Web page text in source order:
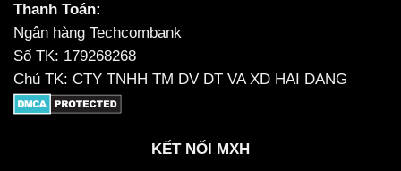
Thanh Toán:
Ngân hàng Techcombank
Số TK: 179268268
Chủ TK: CTY TNHH TM DV DT VA XD HAI DANG
KẾT NỐI MXH